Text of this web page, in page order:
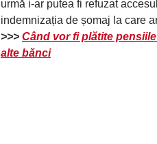
urmă i-ar putea fi refuzat
indemnizația de șomaj la care
>>> Când vor fi plătite
alte bănci